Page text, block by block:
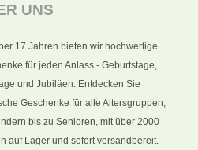
UNS
17 Jahren bieten wir hochwertige
für jeden Anlass - Geburtstage,
und Jubiläen. Entdecken Sie
Geschenke für alle Altersgruppen,
bis zu Senioren, mit über 2000
auf Lager und sofort versandbereit.